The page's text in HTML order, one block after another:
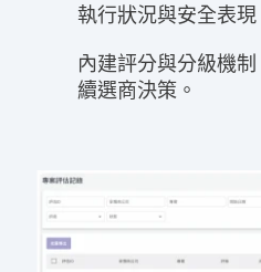
執行狀況與安全表現
內建評分與分級機
續選商決策。